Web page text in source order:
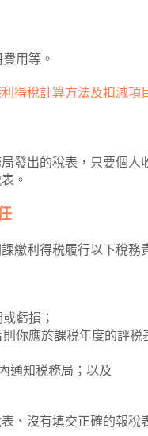
用等。
得稅計算方法及扣減項
發出的稅表，只要個
。
繳利得税履行以下稅務
虧損；
你應於課税年度的評
通知税務局；以及
、沒有填交正確的報